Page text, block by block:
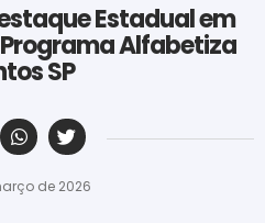
Estadual em
Alfabetiza
SP
de 2026